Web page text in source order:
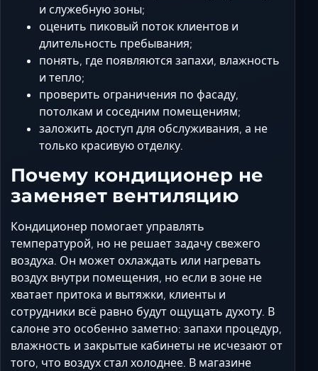
и служебную зоны;
оценить пиковый поток клиентов и
длительность пребывания;
понять, где появляются запахи, влажность
и тепло;
проверить ограничения по фасаду,
потолкам и соседним помещениям;
заложить доступ для обслуживания, а не
только красивую отделку.
Почему кондиционер не
заменяет вентиляцию
Кондиционер помогает управлять
температурой, но не решает задачу свежего
воздуха. Он может охлаждать или нагревать
воздух внутри помещения, но если в зоне не
хватает притока и вытяжки, клиенты и
сотрудники всё равно будут ощущать духоту. В
салоне это особенно заметно: запахи процедур,
влажность и закрытые кабинеты не исчезают от
того, что воздух стал холоднее. В магазине